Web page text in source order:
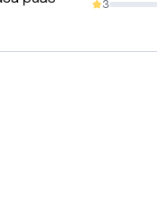
3
0%